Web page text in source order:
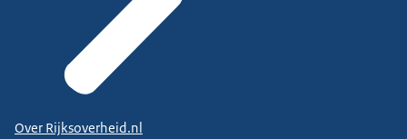
Over Rijksoverheid.nl